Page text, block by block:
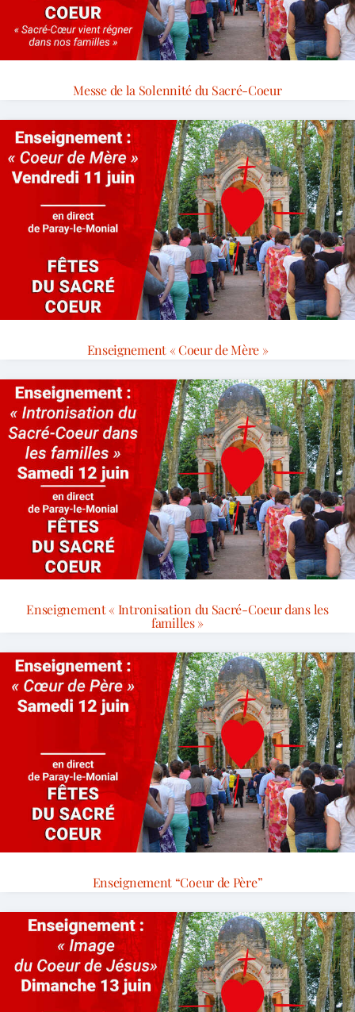
Messe de la Solennité du Sacré-Coeur
Enseignement « Coeur de Mère »
Enseignement « Intronisation du Sacré-Coeur dans les
familles »
Enseignement “Coeur de Père”